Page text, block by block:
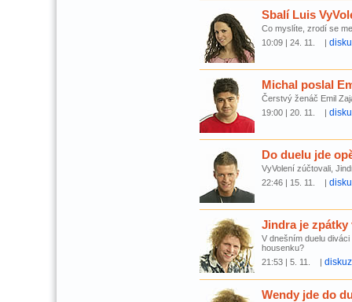
Sbalí Luis
Co myslíte, zrodí se
10:09 | 24. 11. |
Michal poslal
Čerstvý ženáč Emil
19:00 | 20. 11. |
Do duelu jde
VyVolení zúčtovali,
22:46 | 15. 11. |
Jindra je zpátky
V dnešním duelu
housenku?
21:53 | 5. 11. |
Wendy jde do